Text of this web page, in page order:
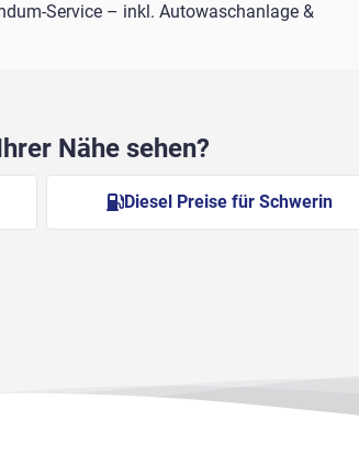
Service – inkl. Autowaschanlage &
Nähe sehen?
Diesel Preise für Schwerin